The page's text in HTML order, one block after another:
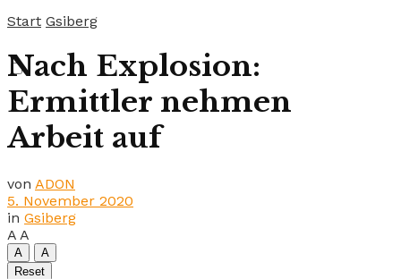
Start Gsiberg
Nach Explosion:
Ermittler nehmen
Arbeit auf
von ADON
5. November 2020
in Gsiberg
A A
A
A
Reset